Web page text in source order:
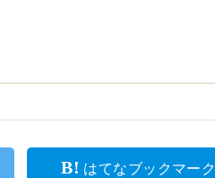
はてなブックマーク